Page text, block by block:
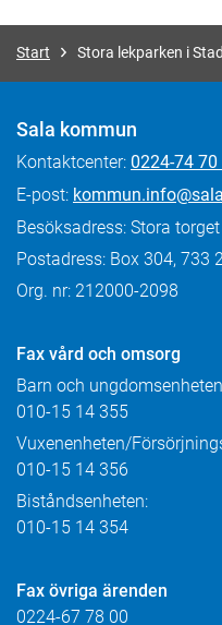
Start Stora lekparken i
Sala kommun
Kontaktcenter: 0224-74 70
E-post:
Besöksadress: Stora
Postadress: Box 304, 733
Org. nr: 212000-2098
Fax vård och omsorg
Barn och
010-15 14 355
Vuxenenheten/
010-15 14 356
Biståndsenheten:
010-15 14 354
Fax övriga ärenden
0224-67 78 00